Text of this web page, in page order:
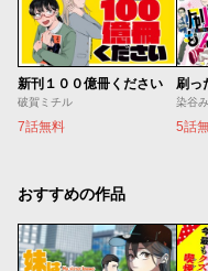
新刊１００億冊ください
破賀ミチル
7話無料
刷っ
染谷
5話
おすすめの作品